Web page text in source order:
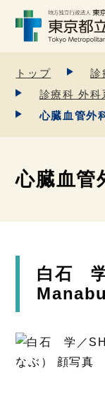
トップ
診
診療科 外科
心臓血管外
心臓血管
白石